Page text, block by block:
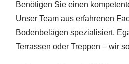
Benötigen Sie einen
Unser Team aus erfahrenen
Bodenbelägen spezialisiert.
Terrassen oder Treppen – wir